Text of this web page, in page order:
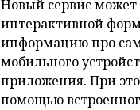
Новый сервис
интерактивной
информацию про
мобильного
приложения. При
помощью